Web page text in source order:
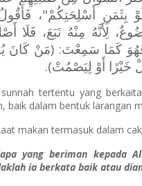
بِثَمَنِ أَسْلِحَتِكُمْ"،
لِأَنَّهُ مِنْهُ نَبَعَ، فَلَا
كَمَا سَمِعْتَ: (مَنْ كَانَ
خَيْرًا أَوْ لِيَصْمُتْ).
tertentu yang
baik dalam bentuk larangan
makan termasuk dalam
yang beriman kepada
ia berkata baik atau